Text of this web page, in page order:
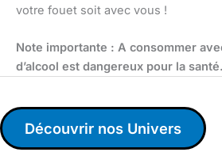
votre fouet soit avec vous !
Note importante : A consommer
d’alcool est dangereux pour la santé.
Découvrir nos Univers